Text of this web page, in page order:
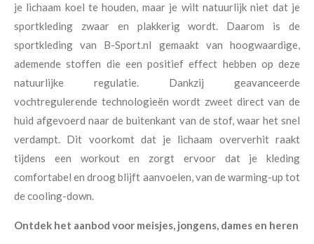
je lichaam koel te houden, maar je wilt natuurlijk niet dat je
sportkleding zwaar en plakkerig wordt. Daarom is de
sportkleding van B-Sport.nl gemaakt van hoogwaardige,
ademende stoffen die een positief effect hebben op deze
natuurlijke regulatie. Dankzij geavanceerde
vochtregulerende technologieën wordt zweet direct van de
huid afgevoerd naar de buitenkant van de stof, waar het snel
verdampt. Dit voorkomt dat je lichaam oververhit raakt
tijdens een workout en zorgt ervoor dat je kleding
comfortabel en droog blijft aanvoelen, van de warming-up tot
de cooling-down.
Ontdek het aanbod voor meisjes, jongens, dames en heren